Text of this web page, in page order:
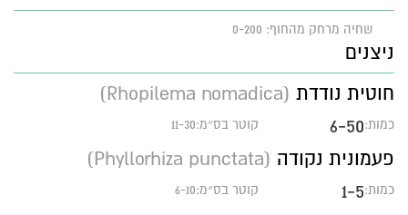
שחיה מרחק מהחוף: 0-200
ניצנים
חוטית נודדת (Rhopilema nomadica)
כמות:6-50 קוטר בס״מ:11-30
פעמונית נקודה (Phyllorhiza punctata)
כמות:1-5 קוטר בס״מ:6-10